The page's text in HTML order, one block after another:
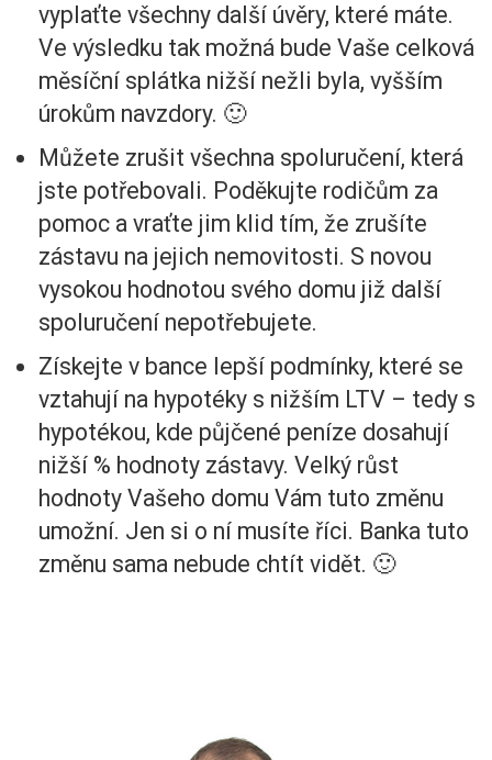
vyplaťte všechny další úvěry, které máte.
Ve výsledku tak možná bude Vaše celková
měsíční splátka nižší nežli byla, vyšším
úrokům navzdory. 🙂
Můžete zrušit všechna spoluručení, která
jste potřebovali. Poděkujte rodičům za
pomoc a vraťte jim klid tím, že zrušíte
zástavu na jejich nemovitosti. S novou
vysokou hodnotou svého domu již další
spoluručení nepotřebujete.
Získejte v bance lepší podmínky, které se
vztahují na hypotéky s nižším LTV – tedy s
hypotékou, kde půjčené peníze dosahují
nižší % hodnoty zástavy. Velký růst
hodnoty Vašeho domu Vám tuto změnu
umožní. Jen si o ní musíte říci. Banka tuto
změnu sama nebude chtít vidět. 🙂